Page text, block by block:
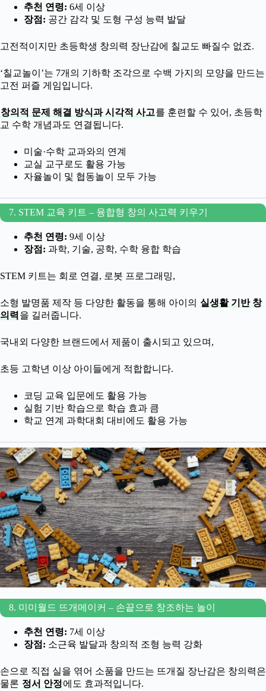
추천 연령: 6세 이상
장점: 공간 감각 및 도형 구성 능력 발달
고전적이지만 초등학생 창의력 장난감에 칠교도 빠질수 없죠.
‘칠교놀이’는 7개의 기하학 조각으로 수백 가지의 모양을 만드는
고전 퍼즐 게임입니다.
창의적 문제 해결 방식과 시각적 사고를 훈련할 수 있어, 초등학
교 수학 개념과도 연결됩니다.
미술·수학 교과와의 연계
교실 교구로도 활용 가능
자율놀이 및 협동놀이 모두 가능
7. STEM 교육 키트 – 융합형 창의 사고력 키우기
추천 연령: 9세 이상
장점: 과학, 기술, 공학, 수학 융합 학습
STEM 키트는 회로 연결, 로봇 프로그래밍,
소형 발명품 제작 등 다양한 활동을 통해 아이의 실생활 기반 창
의력 을 길러줍니다.
국내외 다양한 브랜드에서 제품이 출시되고 있으며,
초등 고학년 이상 아이들에게 적합합니다.
코딩 교육 입문에도 활용 가능
실험 기반 학습으로 학습 효과 큼
학교 연계 과학대회 대비에도 활용 가능
8. 미미월드 뜨개메이커 – 손끝으로 창조하는 놀이
추천 연령: 7세 이상
장점: 소근육 발달과 창의적 조형 능력 강화
손으로 직접 실을 엮어 소품을 만드는 뜨개질 장난감은 창의력은
물론 정서 안정에도 효과적입니다.